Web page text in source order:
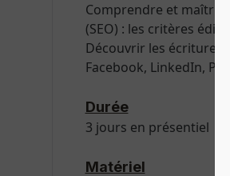
Comprendre et
(SEO) : les critères
Découvrir les écritures
Facebook, LinkedIn,
Durée
3 jours en présentiel
Matériel